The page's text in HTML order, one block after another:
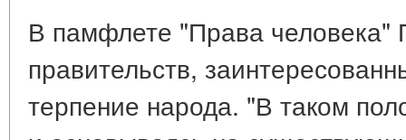
В памфлете "Права человека"
правительств,
терпение народа. "В таком